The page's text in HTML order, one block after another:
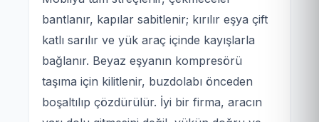
bantlanır, kapılar sabitlenir; kırılır eşya çift
katlı sarılır ve yük araç içinde kayışlarla
bağlanır. Beyaz eşyanın kompresörü
taşıma için kilitlenir, buzdolabı önceden
boşaltılıp çözdürülür. İyi bir firma, aracın